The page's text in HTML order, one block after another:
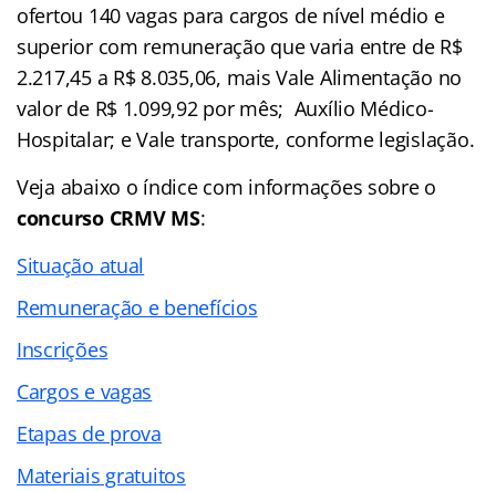
ofertou 140 vagas para cargos de nível médio e
superior com remuneração que varia entre de R$
2.217,45 a R$ 8.035,06, mais Vale Alimentação no
valor de R$ 1.099,92 por mês; Auxílio Médico-
Hospitalar; e Vale transporte, conforme legislação.
Veja abaixo o índicecom informações sobre o
concurso CRMV MS:
Situação atual
Remuneração e benefícios
Inscrições
Cargos e vagas
Etapas de prova
Materiais gratuitos